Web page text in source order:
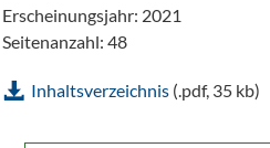
Erscheinungsjahr: 2021
Seitenanzahl: 48
Inhaltsverzeichnis(.pdf, 35 kb)